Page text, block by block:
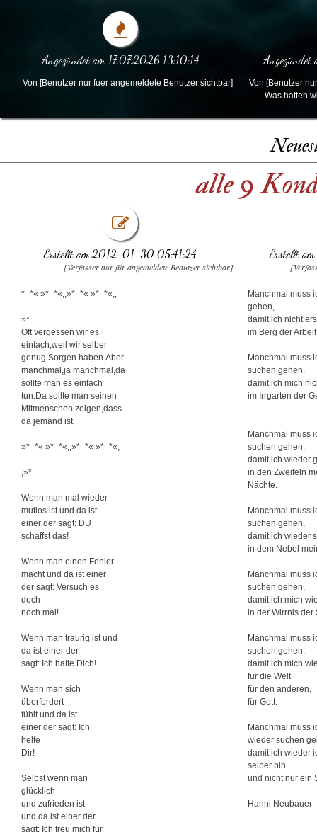
Angezündet am 17.07.2026 13:10:14
Von [Benutzer nur fuer angemeldete Benutzer sichtbar]
Von [Benutzer
Was hatten
alle 9
Erstellt am 2012-01-30 05:41:24
[Verfasser nur für angemeldete Benutzer sichtbar]
*¯*« »*¯*«,,»*¯*« »*¯*«,,
»*
Oft vergessen wir es
einfach,weil wir selber
genug Sorgen haben.Aber
manchmal,ja manchmal,da
sollte man es einfach
tun.Da sollte man seinen
Mitmenschen zeigen,dass
da jemand ist.
»*¯*« »*¯*«,,»*¯*« »*¯*«,
,»*
Wenn man mal wieder
mutlos ist und da ist
einer der sagt: DU
schaffst das!
Wenn man einen Fehler
macht und da ist einer
der sagt: Versuch es
doch
noch mal!
Wenn man traurig ist und
da ist einer der
sagt: Ich halte Dich!
Wenn man sich
überfordert
fühlt und da ist
einer der sagt: Ich
helfe
Dir!
Selbst wenn man
glücklich
und zufrieden ist
und da ist einer der
sagt: Ich freu mich für
Erstellt
Manchmal muss
gehen,
damit ich nicht
im Berg der
Manchmal muss
suchen gehen.
damit ich mich
im Irrgarten der
Manchmal muss
suchen gehen,
damit ich wieder
in den Zweifeln
Nächte.
Manchmal muss
suchen gehen,
damit ich wieder
in dem Nebel
Manchmal muss
suchen gehen,
damit ich mich
in der Wirrnis der
Manchmal muss
suchen gehen,
damit ich mich
für die Welt
für den anderen,
für Gott.
Manchmal muss
wieder suchen
damit ich wieder
selber bin
und nicht nur ein
Hanni Neubauer